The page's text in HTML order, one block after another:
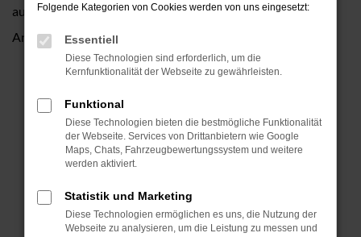
ausgestattet und in zahlreichen verschiedenen Farben,
Antrieben, Ausstattungen sowie Preisklassen online.
FEHLER: NETWORK
ERROR
Hier sind ein paar Tipps, die dir helfen können:
Folgende Kategorien von Cookies werden von uns eingesetzt:
Essentiell
Diese Technologien sind erforderlich, um die
Kernfunktionalität der Webseite zu gewährleisten.
Funktional
Diese Technologien bieten die bestmögliche Funktionalität
der Webseite. Services von Drittanbietern wie Google
Maps, Chats, Fahrzeugbewertungssystem und weitere
werden aktiviert.
Statistik und Marketing
Diese Technologien ermöglichen es uns, die Nutzung der
Webseite zu analysieren, um die Leistung zu messen und